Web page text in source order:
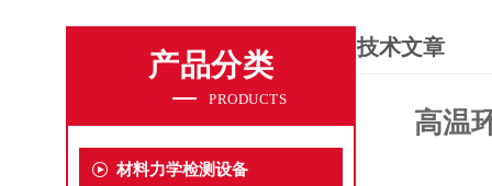
产品分类
PRODUCTS
材料力学检测设备
技术文章
高温